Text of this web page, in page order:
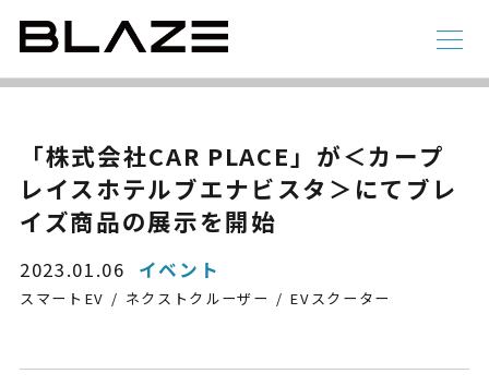
電動アシスト自転車 4 輪
NEWS
「株式会社CAR PLACE」が＜カープ
レイスホテルブエナビスタ＞にてブレ
イズ商品の展示を開始
2023.01.06 イベント
スマートEV ネクストクルーザー EVスクーター